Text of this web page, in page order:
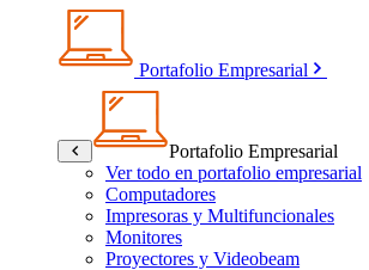
Portafolio Empresarial
Portafolio Empresarial
Ver todo en portafolio empresarial
Computadores
Impresoras y Multifuncionales
Monitores
Proyectores y Videobeam